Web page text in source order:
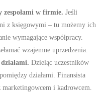
zespołami w firmie. Jeśli
z księgowymi – tu możemy ich
wymagające współpracy.
wzajemne uprzedzenia.
Dzieląc uczestników
działami. Finansista
i kadrowcem.